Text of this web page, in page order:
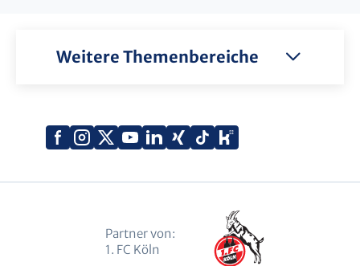
Weitere Themenbereiche
Facebook
Instagram
X
YouTube
LinkedIn
Xing TiktokKununu
Partner von:
1. FC Köln